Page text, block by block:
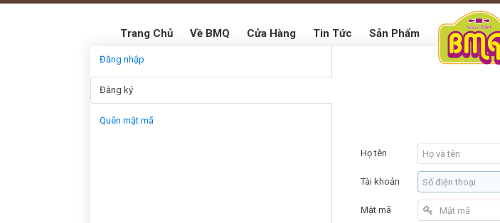
Trang Chủ Về BMQ Cửa Hàng Tin Tức Sản Phẩm
Đăng nhập
Đăng ký
Quên mật mã
Họ tên
Tài khoản
Mật mã